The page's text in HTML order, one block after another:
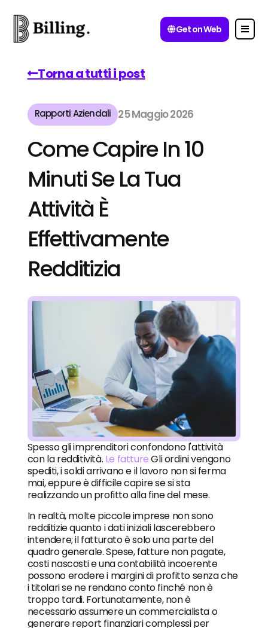
Get on Web
Torna a tutti i post
Rapporti Aziendali 25 Maggio 2026
Come Capire In 10
Minuti Se La Tua
Attività È
Effettivamente
Redditizia
Spesso gli imprenditori confondono l'attività
con la redditività. Le fattureGli ordini vengono
spediti, i soldi arrivano e il lavoro non si ferma
mai, eppure è difficile capire se si sta
realizzando un profitto alla fine del mese.
In realtà, molte piccole imprese non sono
redditizie quanto i dati iniziali lascerebbero
intendere; il fatturato è solo una parte del
quadro generale. Spese, fatture non pagate,
costi nascosti e una contabilità incoerente
possono erodere i margini di profitto senza che
i titolari se ne rendano conto finché non è
troppo tardi. Fortunatamente, non è
necessario assumere un commercialista o
generare report finanziari complessi per